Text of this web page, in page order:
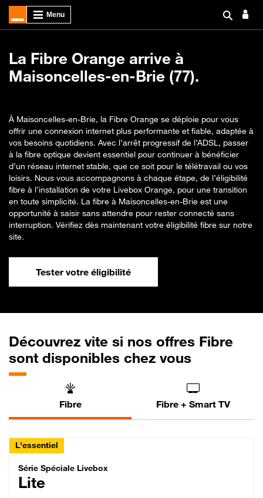
La Fibre Orange arrive à
Maisoncelles-en-Brie (77).
À Maisoncelles-en-Brie, la Fibre Orange se déploie pour vous
offrir une connexion internet plus performante et fiable, adaptée à
vos besoins quotidiens. Avec l’arrêt progressif de l’ADSL, passer
à la fibre optique devient essentiel pour continuer à bénéficier
d’un réseau internet stable, que ce soit pour le télétravail ou vos
loisirs. Nous vous accompagnons à chaque étape, de l’éligibilité
fibre à l’installation de votre Livebox Orange, pour une transition
en toute simplicité. La fibre à Maisoncelles-en-Brie est une
opportunité à saisir sans attendre pour rester connecté sans
interruption. Vérifiez dès maintenant votre éligibilité fibre sur notre
site.
Tester votre éligibilité
Découvrez vite si nos offres Fibre
sont disponibles chez vous
Fibre Fibre + Smart TV
L'essentiel
Série Spéciale Livebox Lite Fibre
Série Spéciale Livebox
Lite